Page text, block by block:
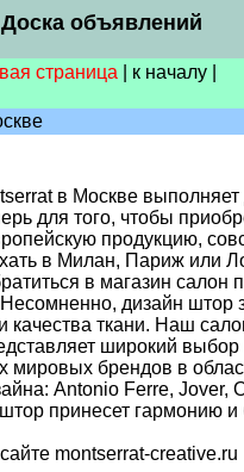
Доска объявлений
страница к началу
в Москве выполняет
для того, чтобы
продукцию,
в Милан, Париж или
в магазин салон
дизайн штор
качества ткани. Наш
широкий выбор
мировых брендов в
Antonio Ferre, Jover,
принесет гармонию и
montserrat-creative.ru